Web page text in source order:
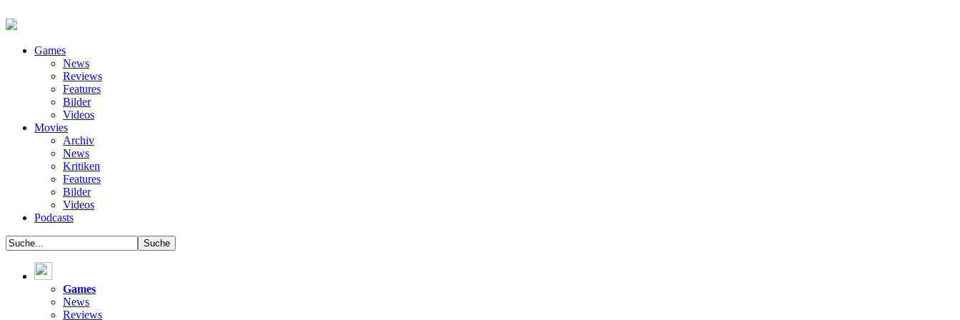
Games
News
Reviews
Features
Bilder
Videos
Movies
Archiv
News
Kritiken
Features
Bilder
Videos
Podcasts
Games
News
Reviews